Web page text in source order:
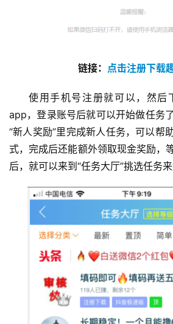
链接： 点击注册下载
使用手机号注册就可以，然后
app，登录账号后就可以开始做任务
“新人奖励”里完成新人任务，可以帮
式，完成后还能额外领取现金奖励，
后，就可以来到“任务大厅”挑选任务来